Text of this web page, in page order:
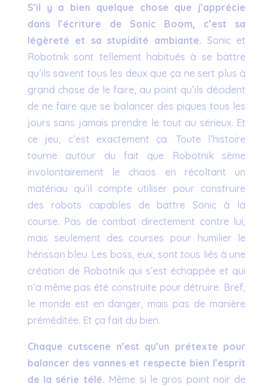
S’il y a bien quelque chose que j’apprécie
dans l’écriture de Sonic Boom, c’est sa
légèreté et sa stupidité ambiante. Sonic et
Robotnik sont tellement habitués à se battre
qu’ils savent tous les deux que ça ne sert plus à
grand chose de le faire, au point qu’ils décident
de ne faire que se balancer des piques tous les
jours sans jamais prendre le tout au sérieux. Et
ce jeu, c’est exactement ça. Toute l’histoire
tourne autour du fait que Robotnik sème
involontairement le chaos en récoltant un
matériau qu’il compte utiliser pour construire
des robots capables de battre Sonic à la
course. Pas de combat directement contre lui,
mais seulement des courses pour humilier le
hérisson bleu. Les boss, eux, sont tous liés à une
création de Robotnik qui s’est échappée et qui
n’a même pas été construite pour détruire. Bref,
le monde est en danger, mais pas de manière
préméditée. Et ça fait du bien.
Chaque cutscene n’est qu’un prétexte pour
balancer des vannes et respecte bien l’esprit
de la série télé. Même si le gros point noir de